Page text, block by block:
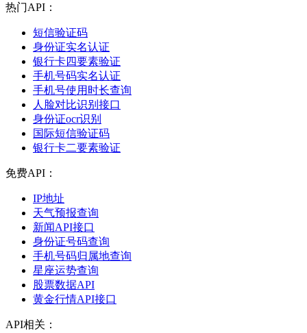
热门API：
短信验证码
身份证实名认证
银行卡四要素验证
手机号码实名认证
手机号使用时长查询
人脸对比识别接口
身份证ocr识别
国际短信验证码
银行卡二要素验证
免费API：
IP地址
天气预报查询
新闻API接口
身份证号码查询
手机号码归属地查询
星座运势查询
股票数据API
黄金行情API接口
API相关：